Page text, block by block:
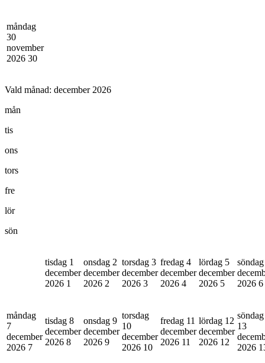
måndag
30
november
2026 30
Vald månad: december 2026
mån
tis
ons
tors
fre
lör
sön
tisdag 1
december
2026 1
onsdag 2
december
2026 2
torsdag 3
december
2026 3
fredag 4
december
2026 4
lördag 5
december
2026 5
2026 6
måndag
7
december
2026 7
tisdag 8
december
2026 8
onsdag 9
december
2026 9
torsdag
10
december
2026 10
fredag 11
december
2026 11
lördag 12
december
2026 12
söndag
13
2026